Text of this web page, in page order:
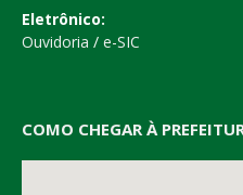
Eletrônico:
Ouvidoria / e-SIC
COMO CHEGAR À